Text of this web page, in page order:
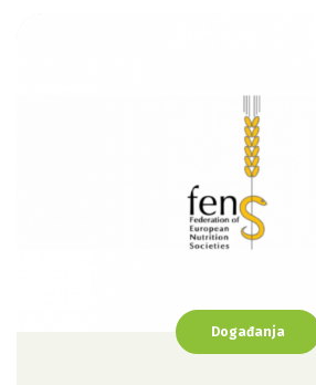
Događanja